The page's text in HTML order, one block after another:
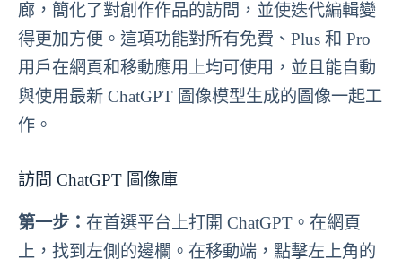
廊，簡化了對創作作品的訪問，並使迭代編輯變
得更加方便。這項功能對所有免費、Plus 和 Pro
用戶在網頁和移動應用上均可使用，並且能自動
與使用最新 ChatGPT 圖像模型生成的圖像一起工
作。
訪問 ChatGPT 圖像庫
第一步： 在首選平台上打開 ChatGPT。在網頁
上，找到左側的邊欄。在移動端，點擊左上角的